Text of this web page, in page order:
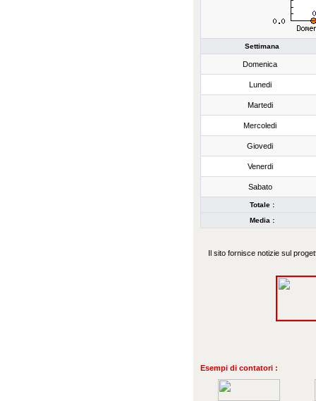
Settimana
Domenica
Lunedi
Martedi
Mercoledi
Giovedi
Venerdi
Sabato
Totale :
Media :
Il sito fornisce notizie sul
Esempi di contatori :